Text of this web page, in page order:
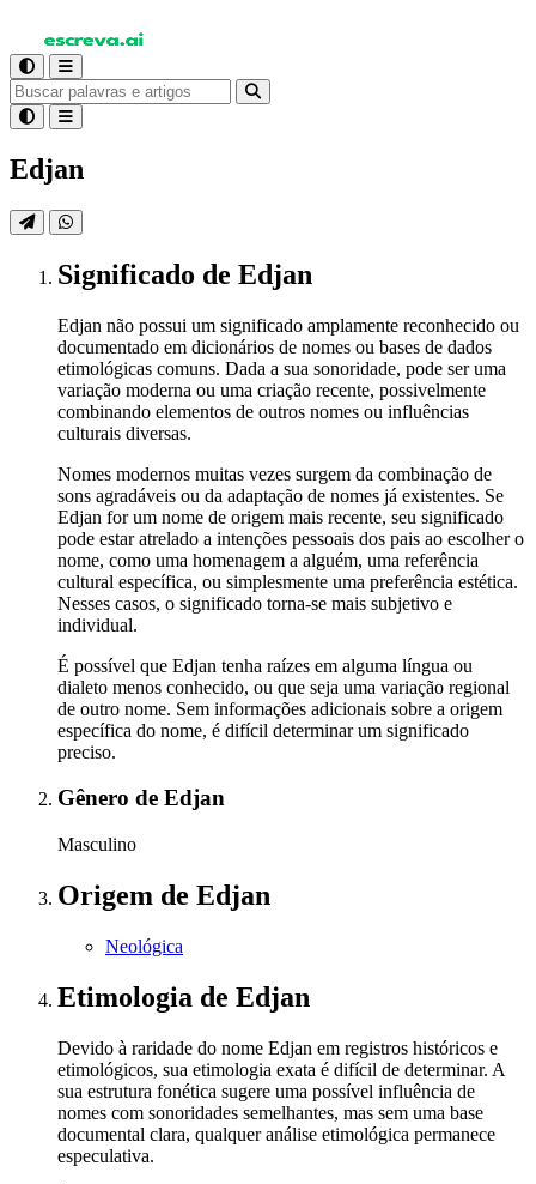
Edjan
Significado de Edjan
Edjan não possui um significado amplamente reconhecido ou
documentado em dicionários de nomes ou bases de dados
etimológicas comuns. Dada a sua sonoridade, pode ser uma
variação moderna ou uma criação recente, possivelmente
combinando elementos de outros nomes ou influências
culturais diversas.
Nomes modernos muitas vezes surgem da combinação de
sons agradáveis ou da adaptação de nomes já existentes. Se
Edjan for um nome de origem mais recente, seu significado
pode estar atrelado a intenções pessoais dos pais ao escolher o
nome, como uma homenagem a alguém, uma referência
cultural específica, ou simplesmente uma preferência estética.
Nesses casos, o significado torna-se mais subjetivo e
individual.
É possível que Edjan tenha raízes em alguma língua ou
dialeto menos conhecido, ou que seja uma variação regional
de outro nome. Sem informações adicionais sobre a origem
específica do nome, é difícil determinar um significado
preciso.
Gênero de Edjan
Masculino
Origem de Edjan
Neológica
Etimologia de Edjan
Devido à raridade do nome Edjan em registros históricos e
etimológicos, sua etimologia exata é difícil de determinar. A
sua estrutura fonética sugere uma possível influência de
nomes com sonoridades semelhantes, mas sem uma base
documental clara, qualquer análise etimológica permanece
especulativa.